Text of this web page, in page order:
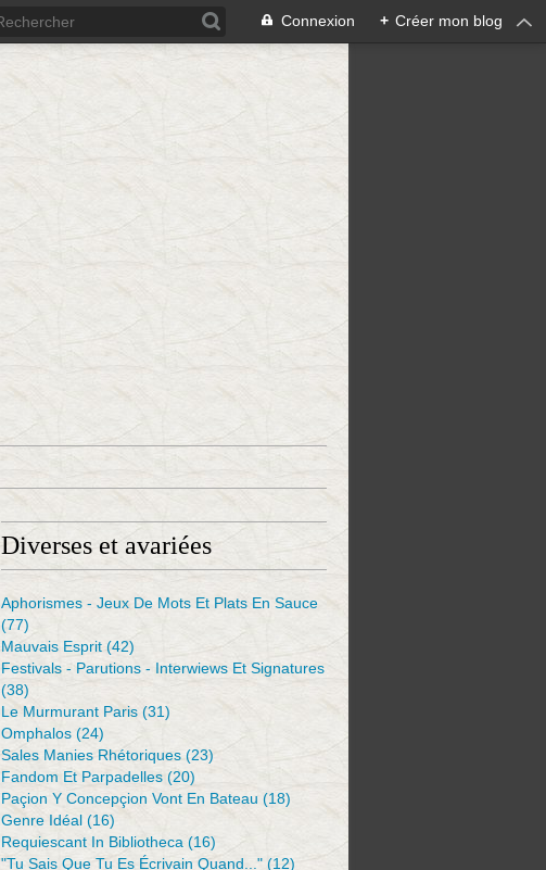
Connexion + Créer mon blog
Diverses et avariées
Aphorismes - Jeux De Mots Et Plats En Sauce
(77)
Mauvais Esprit (42)
Festivals - Parutions - Interwiews Et Signatures
(38)
Le Murmurant Paris (31)
Omphalos (24)
Sales Manies Rhétoriques (23)
Fandom Et Parpadelles (20)
Paçion Y Concepçion Vont En Bateau (18)
Genre Idéal (16)
Requiescant In Bibliotheca (16)
"tu Sais Que Tu Es Écrivain Quand..." (12)